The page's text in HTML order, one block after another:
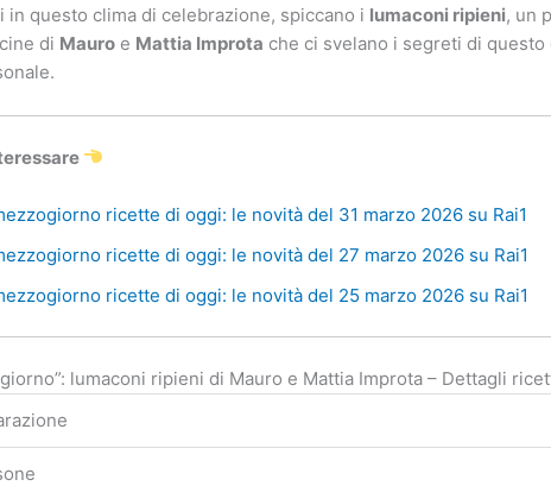
in questo clima di celebrazione, spiccano i lumaconi ripieni, un
di Mauro e Mattia Improta che ci svelano i segreti di
ricette di oggi: le novità del 31 marzo 2026 su Rai1
ricette di oggi: le novità del 27 marzo 2026 su Rai1
ricette di oggi: le novità del 25 marzo 2026 su Rai1
lumaconi ripieni di Mauro e Mattia Improta – Dettagli